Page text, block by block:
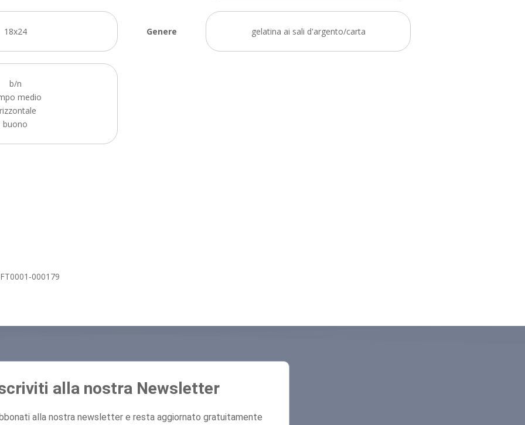
18x24 Genere gelatina ai sali d'argento/carta
b/n
medio
buono
000179
alla nostra Newsletter
alla nostra newsletter e resta aggiornato gratuitamente